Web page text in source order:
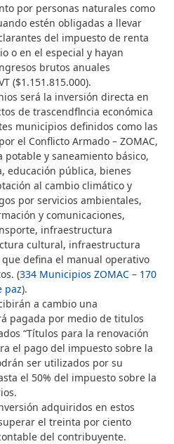
por personas naturales como
estén obligadas a llevar
del impuesto de renta
o en el especial y hayan
brutos anuales
($1.151.815.000).
será la inversión directa en
de trascendflncia económica
municipios definidos como las
el Conflicto Armado – ZOMAC,
potable y saneamiento básico,
educación pública, bienes
al cambio climático y
por servicios ambientales,
y comunicaciones,
infraestructura
cultural, infraestructura
defina el manual operativo
(334 Municipios ZOMAC – 170
paz).
a cambio una
pagada por medio de titulos
“Títulos para la renovación
el pago del impuesto sobre la
ser utilizados por su
el 50% del impuesto sobre la
adquiridos en estos
el treinta por ciento
del contribuyente.